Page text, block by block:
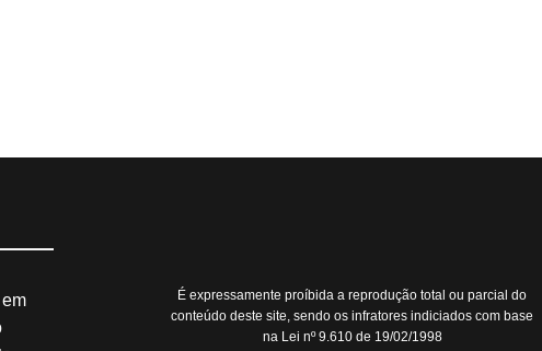
É expressamente proíbida a reprodução total ou parcial do
conteúdo deste site, sendo os infratores indiciados com base
na Lei nº 9.610 de 19/02/1998